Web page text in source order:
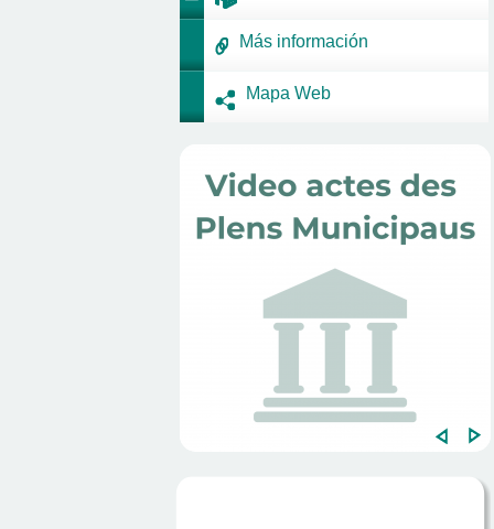
Más información
Mapa Web